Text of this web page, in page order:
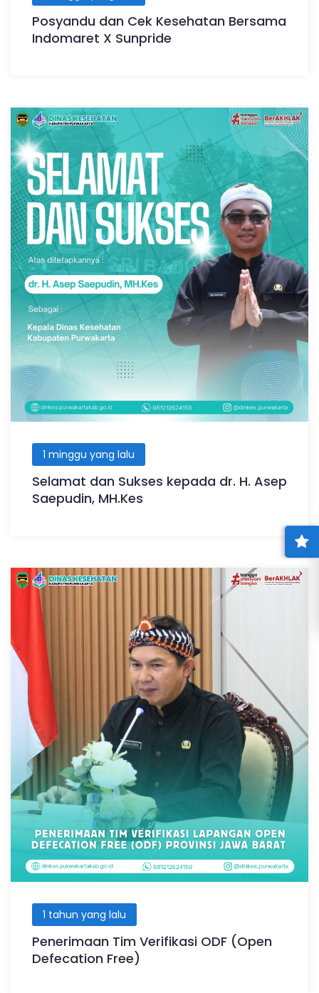
Posyandu dan Cek Kesehatan Bersama
Indomaret X Sunpride
1 minggu yang lalu
Selamat dan Sukses kepada dr. H. Asep
Saepudin, MH.Kes
1 tahun yang lalu
Penerimaan Tim Verifikasi ODF (Open
Defecation Free)